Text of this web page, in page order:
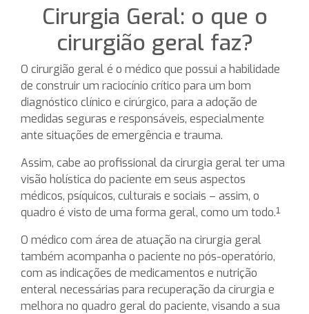
Cirurgia Geral: o que o
cirurgião geral faz?
O cirurgião geral é o médico que possui a habilidade
de construir um raciocínio crítico para um bom
diagnóstico clínico e cirúrgico, para a adoção de
medidas seguras e responsáveis, especialmente
ante situações de emergência e trauma.
Assim, cabe ao profissional da cirurgia geral ter uma
visão holística do paciente em seus aspectos
médicos, psíquicos, culturais e sociais – assim, o
quadro é visto de uma forma geral, como um todo.¹
O médico com área de atuação na cirurgia geral
também acompanha o paciente no pós-operatório,
com as indicações de medicamentos e nutrição
enteral necessárias para recuperação da cirurgia e
melhora no quadro geral do paciente, visando a sua